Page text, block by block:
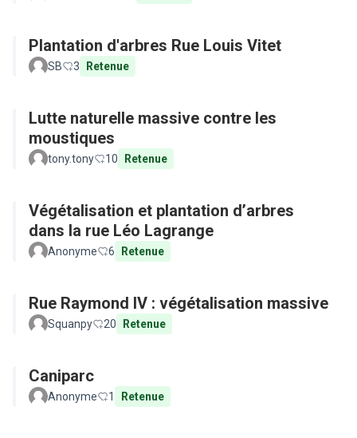
Plantation d'arbres Rue Louis Vitet
SB 3 Retenue
Lutte naturelle massive contre les
moustiques
tony.tony 10 Retenue
Végétalisation et plantation d’arbres
dans la rue Léo Lagrange
Anonyme 6 Retenue
Rue Raymond IV : végétalisation massive
Squanpy 20 Retenue
Caniparc
Anonyme 1 Retenue